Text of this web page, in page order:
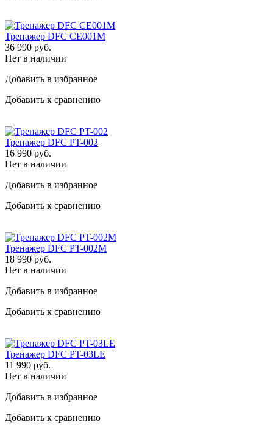
Тренажер DFC CE001M
36 990 руб.
Нет в наличии
Добавить в избранное
Добавить к сравнению
Тренажер DFC PT-002
16 990 руб.
Нет в наличии
Добавить в избранное
Добавить к сравнению
Тренажер DFC PT-002M
18 990 руб.
Нет в наличии
Добавить в избранное
Добавить к сравнению
Тренажер DFC PT-03LE
11 990 руб.
Нет в наличии
Добавить в избранное
Добавить к сравнению